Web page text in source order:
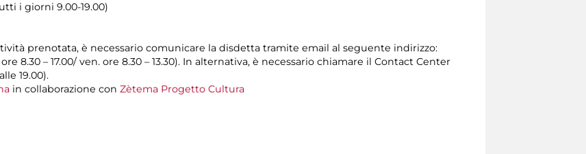
i giorni 9.00-19.00)
prenotata, è necessario comunicare la disdetta tramite email al seguente indirizzo:
8.30 – 17.00/ ven. ore 8.30 – 13.30). In alternativa, è necessario chiamare il Contact Center
19.00).
in collaborazione con Zètema Progetto Cultura